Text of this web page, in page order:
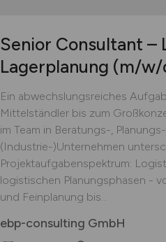
Senior Consultant –
Lagerplanung (m/w/
Ein abwechslungsreiches
Mittelständler bis zum
im Team in Beratungs-,
(Industrie-)Unternehmen
Projektaufgabenspektrum:
logistischen Planungsphasen -
und Feinplanung bis...
ebp-consulting GmbH